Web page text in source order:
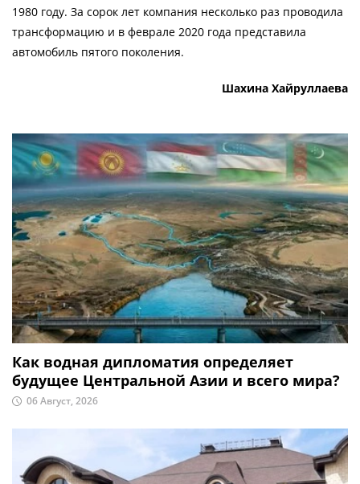
1980 году. За сорок лет компания несколько раз проводила
трансформацию и в феврале 2020 года представила
автомобиль пятого поколения.
Шахина Хайруллаева
Как водная дипломатия определяет
будущее Центральной Азии и всего мира?
06 Август, 2026